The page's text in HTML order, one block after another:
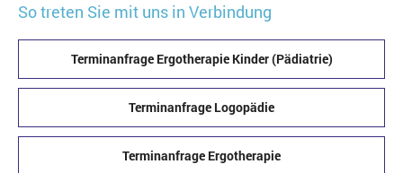
So treten Sie mit uns in Verbindung
Terminanfrage Ergotherapie Kinder (Pädiatrie)
Terminanfrage Logopädie
Terminanfrage Ergotherapie